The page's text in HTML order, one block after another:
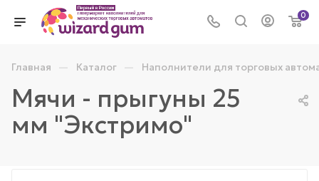
0
Главная — Каталог — Наполнители для торговых
Мячи - прыгуны 25
мм "Экстримо"